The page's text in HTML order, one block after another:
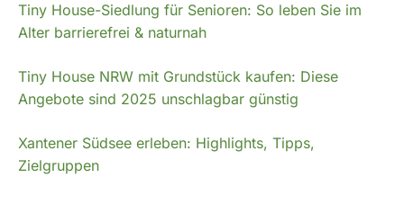
Tiny House-Siedlung für Senioren: So leben Sie im
Alter barrierefrei & naturnah
Tiny House NRW mit Grundstück kaufen: Diese
Angebote sind 2025 unschlagbar günstig
Xantener Südsee erleben: Highlights, Tipps,
Zielgruppen